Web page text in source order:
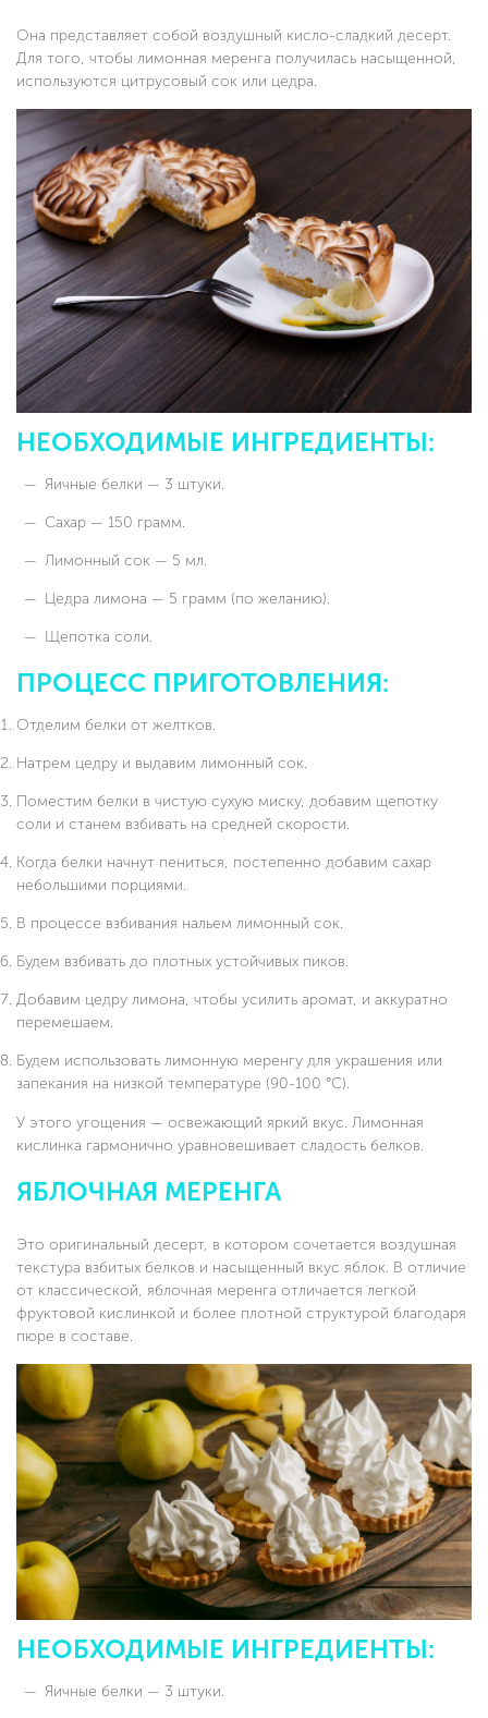
Она представляет собой воздушный кисло-сладкий десерт.
Для того, чтобы лимонная меренга получилась насыщенной,
используются цитрусовый сок или цедра.
НЕОБХОДИМЫЕ ИНГРЕДИЕНТЫ:
Яичные белки — 3 штуки.
Сахар — 150 грамм.
Лимонный сок — 5 мл.
Цедра лимона — 5 грамм (по желанию).
Щепотка соли.
ПРОЦЕСС ПРИГОТОВЛЕНИЯ:
Отделим белки от желтков.
Натрем цедру и выдавим лимонный сок.
Поместим белки в чистую сухую миску, добавим щепотку
соли и станем взбивать на средней скорости.
Когда белки начнут пениться, постепенно добавим сахар
небольшими порциями.
В процессе взбивания нальем лимонный сок.
Будем взбивать до плотных устойчивых пиков.
Добавим цедру лимона, чтобы усилить аромат, и аккуратно
перемешаем.
Будем использовать лимонную меренгу для украшения или
запекания на низкой температуре (90-100 °C).
У этого угощения — освежающий яркий вкус. Лимонная
кислинка гармонично уравновешивает сладость белков.
ЯБЛОЧНАЯ МЕРЕНГА
Это оригинальный десерт, в котором сочетается воздушная
текстура взбитых белков и насыщенный вкус яблок. В отличие
от классической, яблочная меренга отличается легкой
фруктовой кислинкой и более плотной структурой благодаря
пюре в составе.
НЕОБХОДИМЫЕ ИНГРЕДИЕНТЫ:
Яичные белки — 3 штуки.